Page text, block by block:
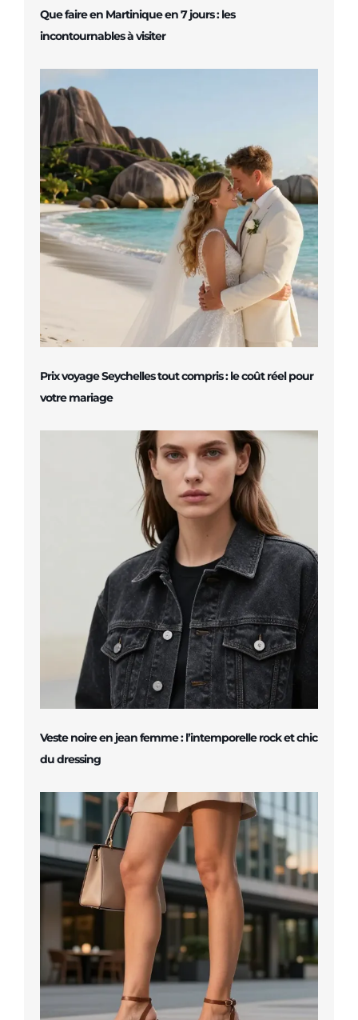
Que faire en Martinique en 7 jours : les
incontournables à visiter
Prix voyage Seychelles tout compris : le coût réel pour
votre mariage
Veste noire en jean femme : l’intemporelle rock et chic
du dressing